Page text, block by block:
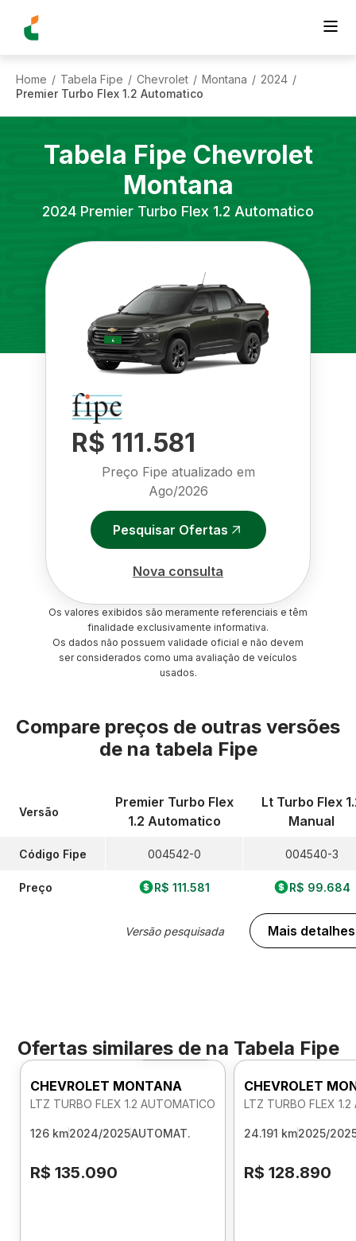
Home / Tabela Fipe / Chevrolet / Montana / 2024 /
Premier Turbo Flex 1.2 Automatico
Tabela Fipe Chevrolet
Montana
2024 Premier Turbo Flex 1.2 Automatico
R$ 111.581
Preço Fipe atualizado em
Ago/2026
Pesquisar Ofertas
Nova consulta
Os valores exibidos são meramente referenciais e têm
finalidade exclusivamente informativa.
Os dados não possuem validade oficial e não devem
ser considerados como uma avaliação de veículos
usados.
Compare preços de outras versões
de na tabela Fipe
Versão
Código Fipe
Preço
Premier Turbo Flex
1.2 Automatico
004542-0
R$ 111.581
Versão pesquisada
Lt Turbo Flex
Manual
004540-3
R$ 99.684
Mais detalhes
Ofertas similares de na Tabela Fipe
Foto 360º
CHEVROLET MONTANA
LTZ TURBO FLEX 1.2 AUTOMATICO
126 km2024/2025AUTOMAT.
R$ 135.090
CHEVROLET
LTZ TURBO FLEX
24.191 km2025/
R$ 128.890